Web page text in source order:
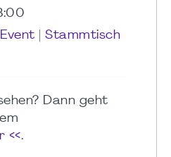
Stammtisch
Dann geht
<<.